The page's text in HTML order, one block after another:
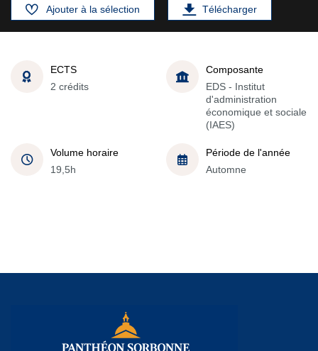
Ajouter à la sélection Télécharger
ECTS
2 crédits
Composante
EDS - Institut
d'administration
économique et sociale
(IAES)
Volume horaire
19,5h
Période de l'année
Automne